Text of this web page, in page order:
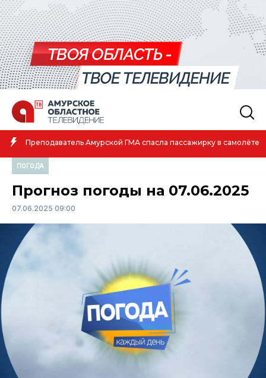
Амурской ГМА спасла пассажирку в самолёте
Амурская
ПОГОДА
Прогноз погоды на 07.06.2025
07.06.2025 09:00